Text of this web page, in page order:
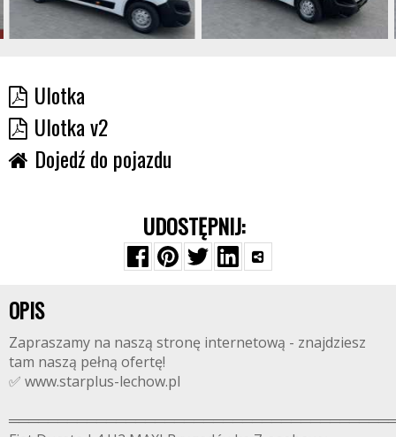
Ulotka
Ulotka v2
Dojedź do pojazdu
UDOSTĘPNIJ:
OPIS
Zapraszamy na naszą stronę internetową - znajdziesz
tam naszą pełną ofertę!
✅ www.starplus-lechow.pl